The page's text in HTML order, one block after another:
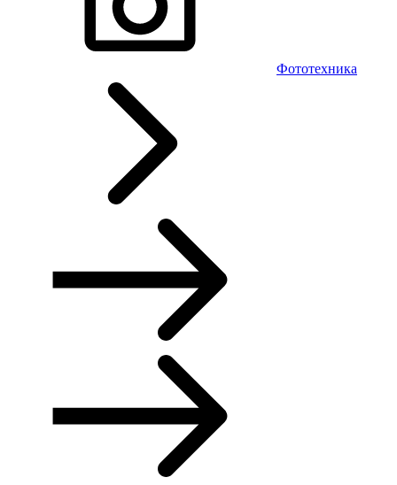
Фототехника